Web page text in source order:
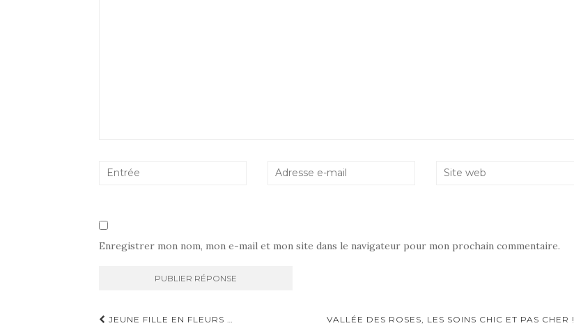
Enregistrer mon nom, mon e-mail et mon site dans le navigateur pour mon prochain commentaire.
Navigation
JEUNE FILLE EN FLEURS … VALLÉE DES ROSES, LES SOINS CHIC ET PAS CHER !